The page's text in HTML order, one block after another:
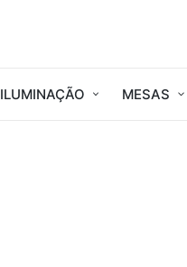
ILUMINAÇÃO MESAS